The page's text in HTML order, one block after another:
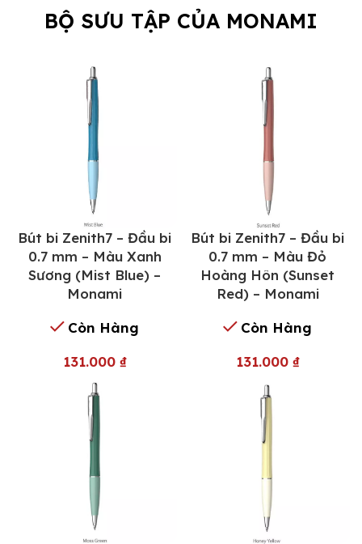
BỘ SƯU TẬP CỦA MONAMI
Bút bi Zenith7 – Đầu bi
0.7 mm – Màu Xanh
Sương (Mist Blue) –
Monami
Còn Hàng
131.000 ₫
Bút bi Zenith7 – Đầu bi
0.7 mm – Màu Đỏ
Hoàng Hôn (Sunset
Red) – Monami
Còn Hàng
131.000 ₫